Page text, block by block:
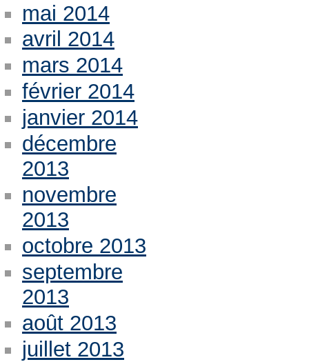
mai 2014
avril 2014
mars 2014
février 2014
janvier 2014
décembre
2013
novembre
2013
octobre 2013
septembre
2013
août 2013
juillet 2013